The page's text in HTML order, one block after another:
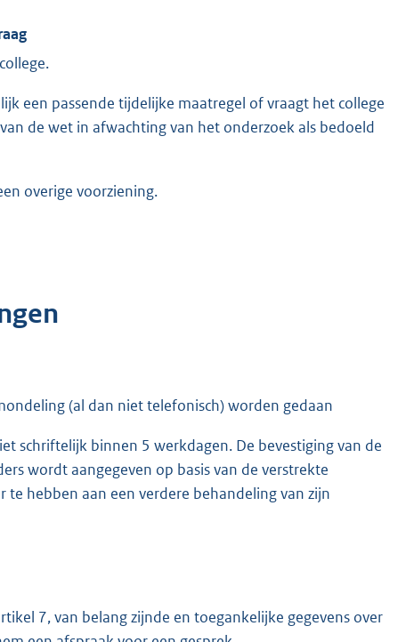
een passende tijdelijke maatregel of vraagt het college
de wet in afwachting van het onderzoek als bedoeld
overige voorziening.
(al dan niet telefonisch) worden gedaan
schriftelijk binnen 5 werkdagen. De bevestiging van de
wordt aangegeven op basis van de verstrekte
hebben aan een verdere behandeling van zijn
7, van belang zijnde en toegankelijke gegevens over